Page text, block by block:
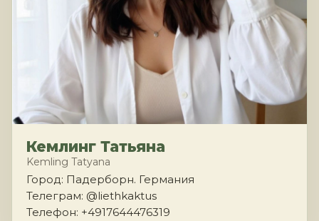
Кемлинг Татьяна
Kemling Tatyana
Город: Падерборн. Германия
Телеграм: @liethkaktus
Телефон: +4917644476319